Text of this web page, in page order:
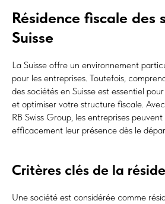
Résidence fiscale des
Suisse
La Suisse offre un environnement
pour les entreprises. Toutefois,
des sociétés en Suisse est essentiel
et optimiser votre structure fiscale.
RB Swiss Group, les entreprises
efficacement leur présence dès le
Critères clés de la
Une société est considérée comme